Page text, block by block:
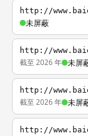
http://
未屏蔽
http://
截至 2026 年 未屏
http://
截至 2026 年 未屏
http://